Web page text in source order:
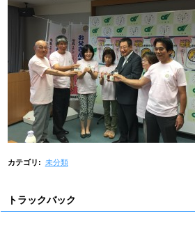
カテゴリ : 未分類
トラックバック